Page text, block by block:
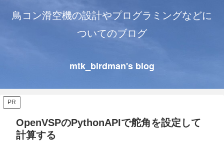
鳥コン滑空機の設計やプログラミングなどに
ついてのブログ
mtk_birdman's blog
PR
OpenVSPのPythonAPIで舵角を設定して
計算する